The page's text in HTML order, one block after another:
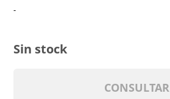
-
Sin stock
CONSULTAR